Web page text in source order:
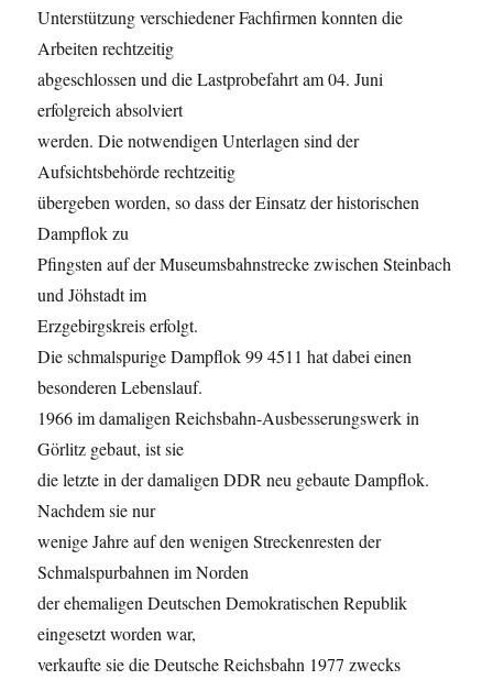
Unterstützung verschiedener Fachfirmen konnten die
Arbeiten rechtzeitig
abgeschlossen und die Lastprobefahrt am 04. Juni
erfolgreich absolviert
werden. Die notwendigen Unterlagen sind der
Aufsichtsbehörde rechtzeitig
übergeben worden, so dass der Einsatz der historischen
Dampflok zu
Pfingsten auf der Museumsbahnstrecke zwischen Steinbach
und Jöhstadt im
Erzgebirgskreis erfolgt.
Die schmalspurige Dampflok 99 4511 hat dabei einen
besonderen Lebenslauf.
1966 im damaligen Reichsbahn-Ausbesserungswerk in
Görlitz gebaut, ist sie
die letzte in der damaligen DDR neu gebaute Dampflok.
Nachdem sie nur
wenige Jahre auf den wenigen Streckenresten der
Schmalspurbahnen im Norden
der ehemaligen Deutschen Demokratischen Republik
eingesetzt worden war,
verkaufte sie die Deutsche Reichsbahn 1977 zwecks